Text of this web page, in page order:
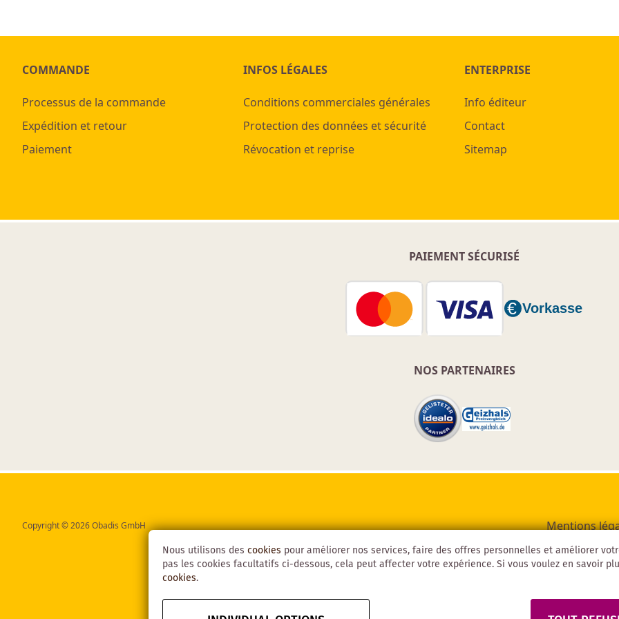
COMMANDE
Processus de la commande
Expédition et retour
Paiement
INFOS LÉGALES
Conditions commerciales générales
Protection des données et sécurité
Révocation et reprise
ENTERPRISE
Info éditeur
Contact
Sitemap
PAIEMENT SÉCURISÉ
NOS PARTENAIRES
Copyright © 2026 Obadis GmbH Mentions
Nous utilisons descookies pour améliorer nos services, faire des offres personnelles et améliorer
pas les cookies facultatifs ci-dessous, cela peut affecter votre expérience. Si vous voulez en savoir
cookies.